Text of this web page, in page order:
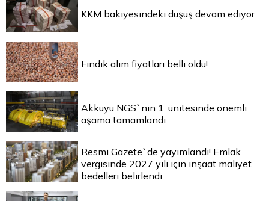
KKM bakiyesindeki düşüş devam ediyor
Fındık alım fiyatları belli oldu!
Akkuyu NGS`nin 1. ünitesinde önemli
aşama tamamlandı
Resmi Gazete`de yayımlandı! Emlak
vergisinde 2027 yılı için inşaat maliyet
bedelleri belirlendi